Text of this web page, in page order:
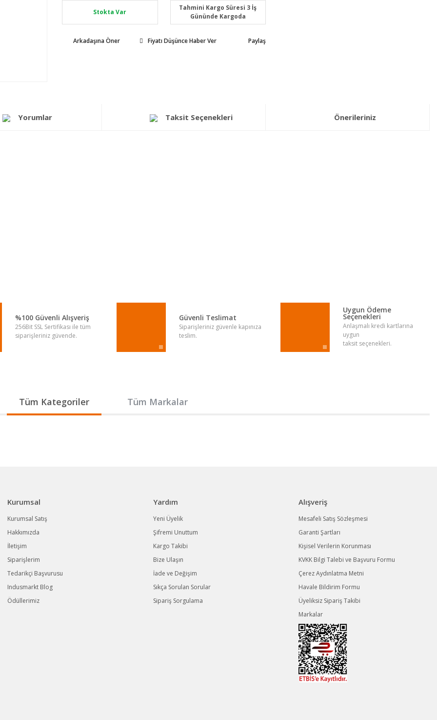
Stokta Var
Tahmini Kargo Süresi 3 İş
Gününde Kargoda
Arkadaşına Öner Fiyatı Düşünce Haber Ver Paylaş
Yorumlar Taksit Seçenekleri Önerileriniz
%100 Güvenli Alışveriş
256Bit SSL Sertifikası ile tüm
siparişleriniz güvende.
Güvenli Teslimat
Siparişleriniz güvenle kapınıza
teslim.
Uygun Ödeme
Seçenekleri
Anlaşmalı kredi kartlarına
uygun
taksit seçenekleri.
Tüm Kategoriler Tüm Markalar
Kurumsal
Kurumsal Satış
Hakkımızda
İletişim
Siparişlerim
Tedarikçi Başvurusu
Indusmarkt Blog
Ödüllerimiz
Yardım
Yeni Üyelik
Şifremi Unuttum
Kargo Takibi
Bize Ulaşın
İade ve Değişim
Sıkça Sorulan Sorular
Sipariş Sorgulama
Alışveriş
Mesafeli Satış Sözleşmesi
Garanti Şartları
Kişisel Verilerin Korunması
KVKK Bilgi Talebi ve Başvuru Formu
Çerez Aydınlatma Metni
Havale Bildirim Formu
Üyeliksiz Sipariş Takibi
Markalar